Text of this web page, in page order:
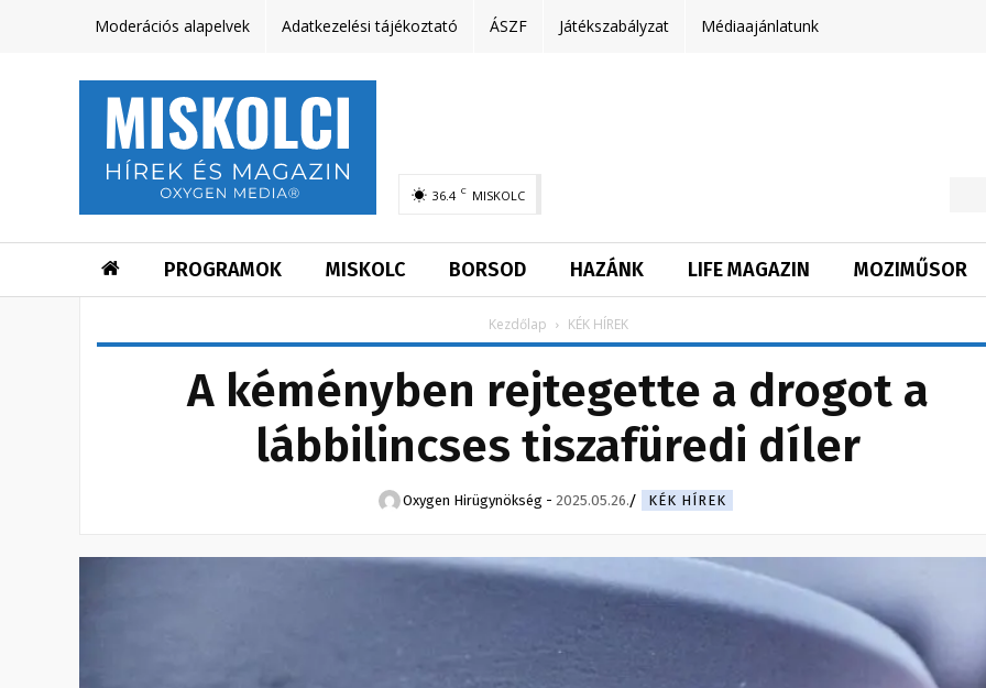
Moderációs alapelvek Adatkezelési tájékoztató ÁSZF Játékszabályzat Médiaajánlatunk
36.4 C MISKOLC
PROGRAMOK MISKOLC BORSOD HAZÁNK LIFE MAGAZIN MOZIMŰSOR
Kezdőlap KÉK HÍREK
A kéményben rejtegette a drogot a
lábbilincses tiszafüredi díler
Oxygen Hirügynökség - 2025.05.26. KÉK HÍREK